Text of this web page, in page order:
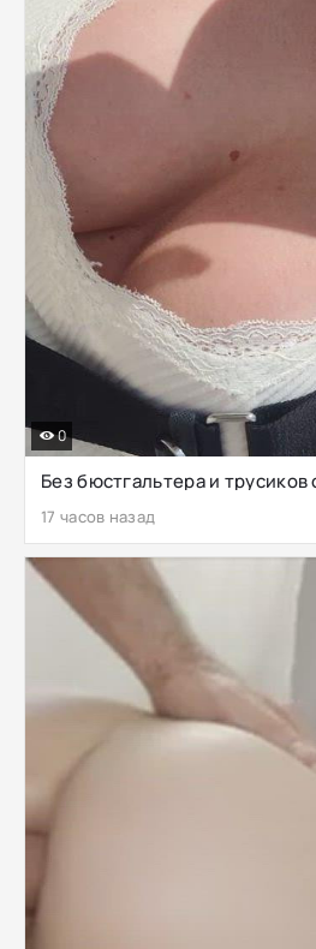
17 часов назад
0